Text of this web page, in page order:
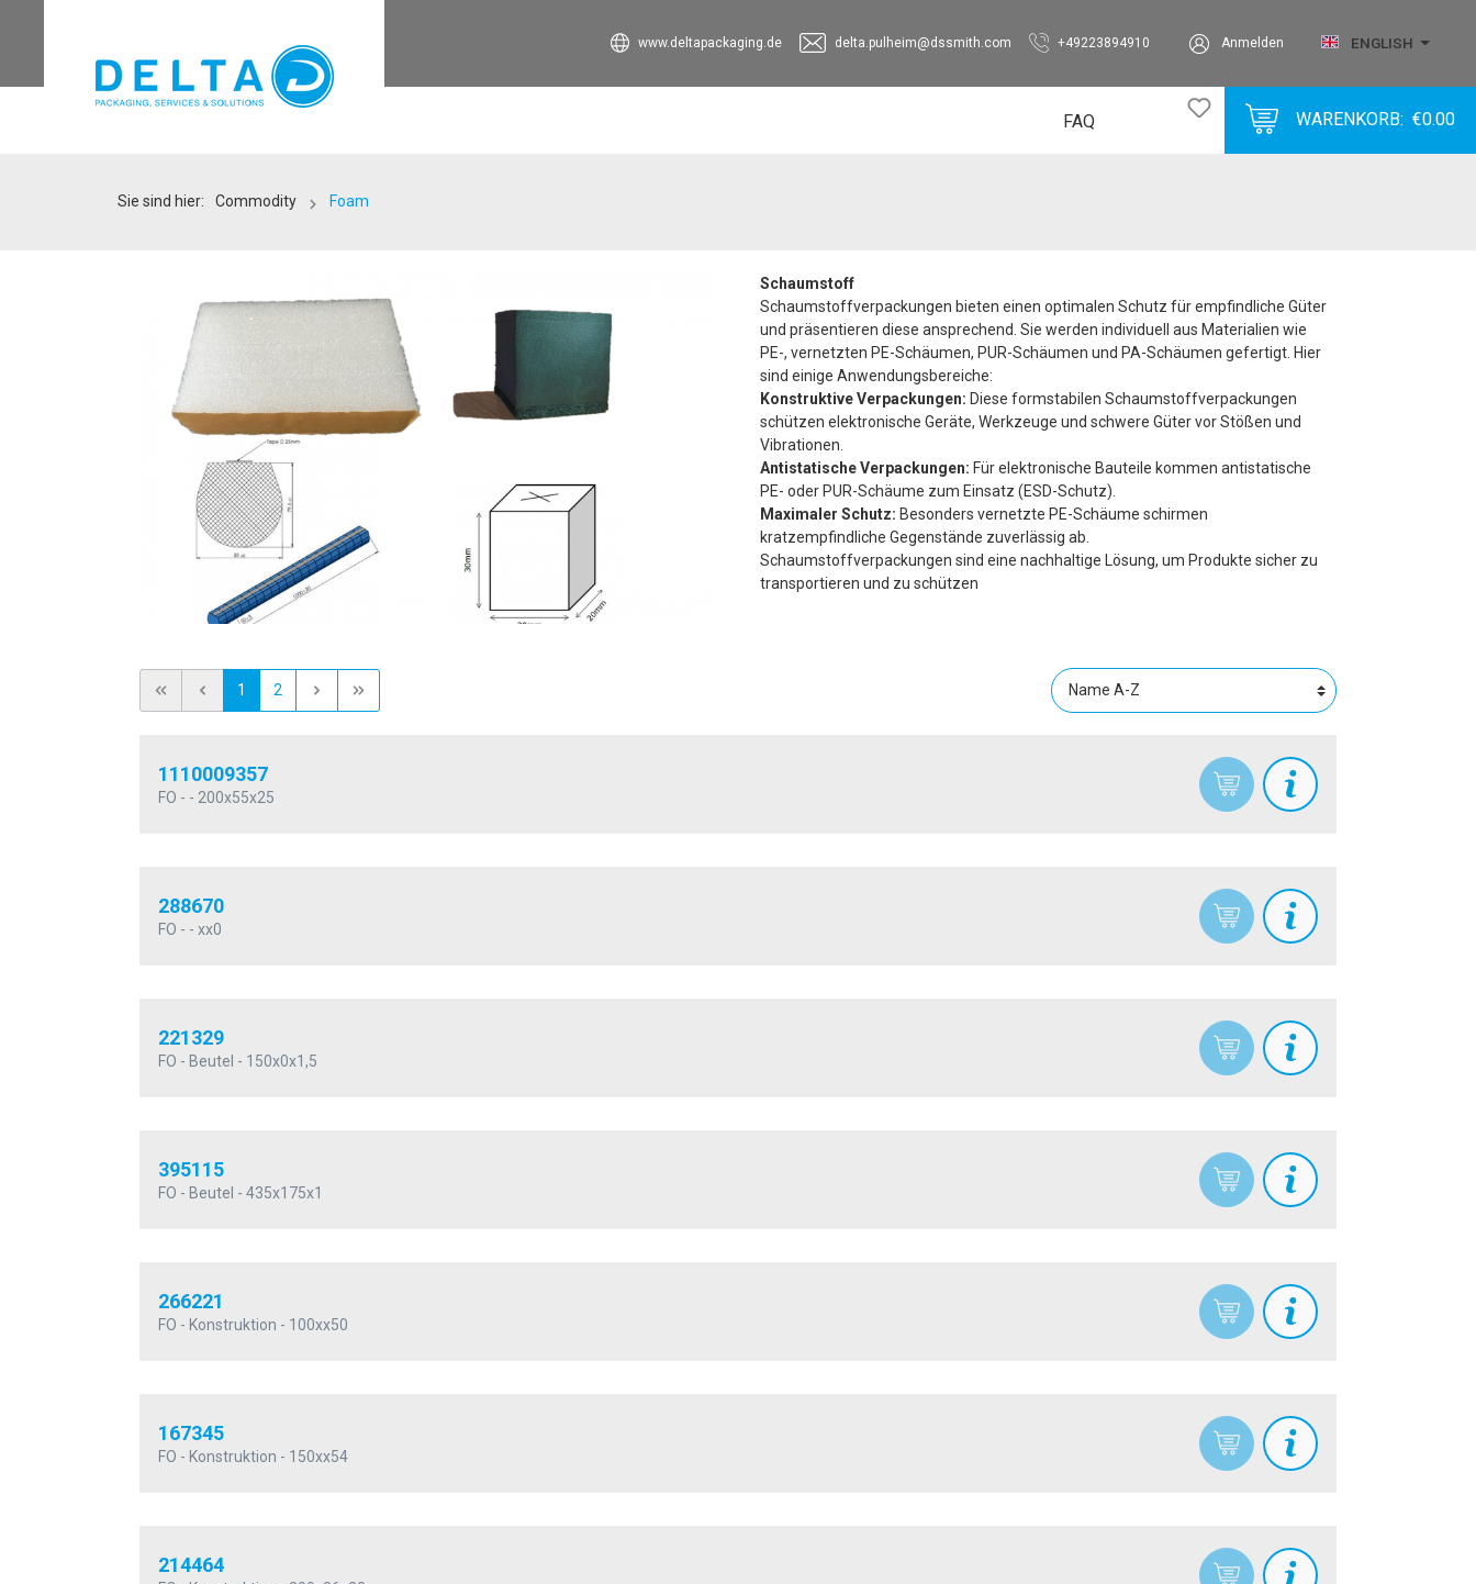
www.deltapackaging.de delta.pulheim@dssmith.com +49223894910 Anmelden ENGLISH
FAQ
Label
Metal
Paper
SolidBoard
Timber
VCI
WARENKORB: €0.00
Sie sind hier: Commodity Foam
Schaumstoff
Schaumstoffverpackungen bieten einen optimalen Schutz für empfindliche Güter
und präsentieren diese ansprechend. Sie werden individuell aus Materialien wie
PE-, vernetzten PE-Schäumen, PUR-Schäumen und PA-Schäumen gefertigt. Hier
sind einige Anwendungsbereiche:
Konstruktive Verpackungen: Diese formstabilen Schaumstoffverpackungen
schützen elektronische Geräte, Werkzeuge und schwere Güter vor Stößen und
Vibrationen.
Antistatische Verpackungen: Für elektronische Bauteile kommen antistatische
PE- oder PUR-Schäume zum Einsatz (ESD-Schutz).
Maximaler Schutz: Besonders vernetzte PE-Schäume schirmen
kratzempfindliche Gegenstände zuverlässig ab.
Schaumstoffverpackungen sind eine nachhaltige Lösung, um Produkte sicher zu
transportieren und zu schützen
1 2
1110009357
FO - - 200x55x25
288670
FO - - xx0
221329
FO - Beutel - 150x0x1,5
395115
FO - Beutel - 435x175x1
266221
FO - Konstruktion - 100xx50
167345
FO - Konstruktion - 150xx54
214464